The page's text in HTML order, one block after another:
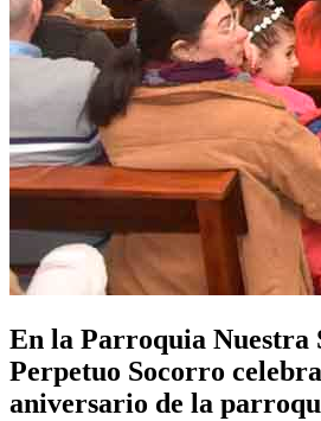
En la Parroquia Nuestra
Perpetuo Socorro
aniversario de la